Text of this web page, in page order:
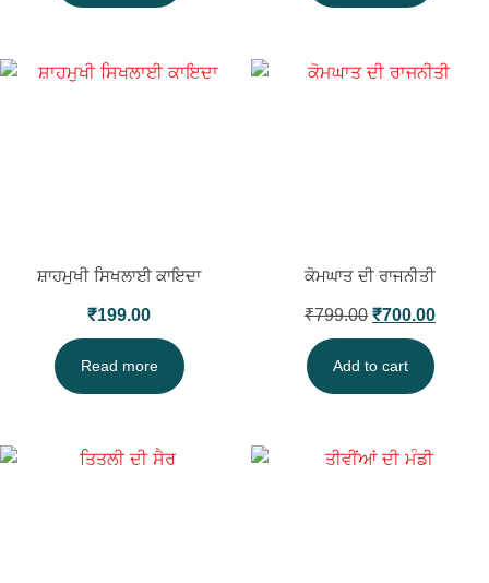
ਸ਼ਾਹਮੁਖੀ ਸਿਖਲਾਈ ਕਾਇਦਾ
₹199.00
Read more
ਕੋਮਘਾਤ ਦੀ ਰਾਜਨੀਤੀ
₹799.00 ₹700.00
Add to cart